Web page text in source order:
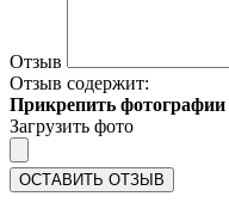
Отзыв
Отзыв содержит:
Прикрепить фотографии
Загрузить фото
ОСТАВИТЬ ОТЗЫВ